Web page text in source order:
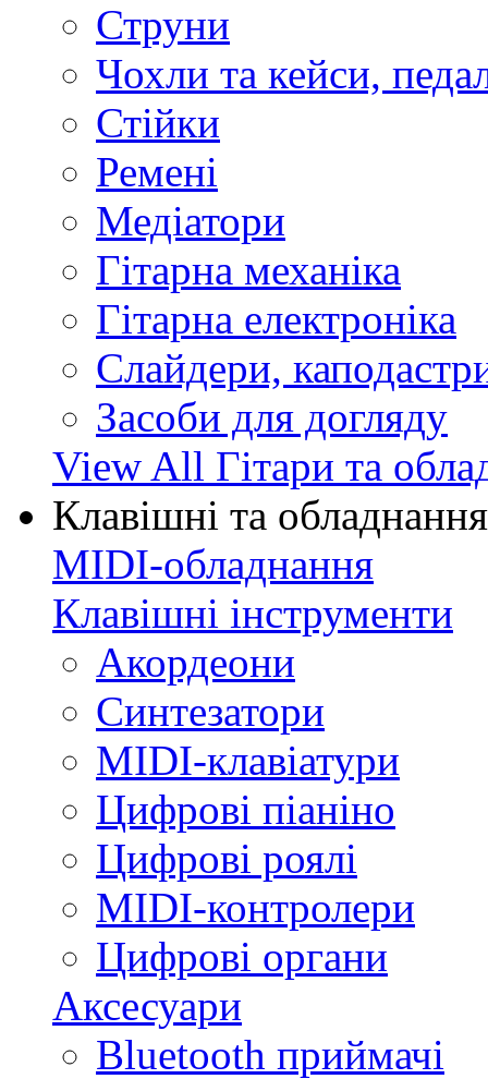
Струни
Чохли та кейси,
Стійки
Ремені
Медіатори
Гітарна механіка
Гітарна електроніка
Слайдери,
Засоби для догляду
View All Гітари та
Клавішні та обладнання
MIDI-обладнання
Клавішні інструменти
Акордеони
Синтезатори
MIDI-клавіатури
Цифрові піаніно
Цифрові роялі
MIDI-контролери
Цифрові органи
Аксесуари
Bluetooth приймачі